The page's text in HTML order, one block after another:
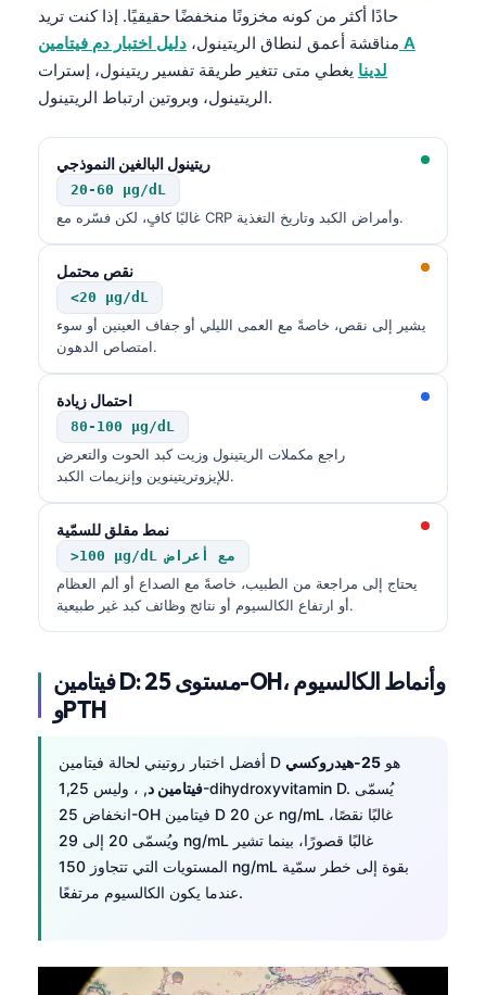
حادًا أكثر من كونه مخزونًا منخفضًا حقيقيًا. إذا كنت تريد
مناقشة أعمق لنطاق الريتينول، دليل اختبار دم فيتامين A
لدينا يغطي متى تتغير طريقة تفسير ريتينول، إسترات
الريتينول، وبروتين ارتباط الريتينول.
ريتينول البالغين النموذجي
20-60 µg/dL
غالبًا كافٍ، لكن فسّره مع CRP وأمراض الكبد وتاريخ التغذية.
نقص محتمل
<20 µg/dL
يشير إلى نقص، خاصةً مع العمى الليلي أو جفاف العينين أو سوء
امتصاص الدهون.
احتمال زيادة
80-100 µg/dL
راجع مكملات الريتينول وزيت كبد الحوت والتعرض
للإيزوتريتينوين وإنزيمات الكبد.
نمط مقلق للسمّية
>100 µg/dL مع أعراض
يحتاج إلى مراجعة من الطبيب، خاصةً مع الصداع أو ألم العظام
أو ارتفاع الكالسيوم أو نتائج وظائف كبد غير طبيعية.
فيتامين D: مستوى 25-OH، وأنماط الكالسيوم
وPTH
أفضل اختبار روتيني لحالة فيتامين D هو
25-هيدروكسي
فيتامين د
, ، وليس 1,25-dihydroxyvitamin D. يُسمّى
انخفاض 25-OH فيتامين D عن 20 ng/mL غالبًا نقصًا،
ويُسمّى 20 إلى 29 ng/mL غالبًا قصورًا، بينما تشير
المستويات التي تتجاوز 150 ng/mL بقوة إلى خطر سمّية
عندما يكون الكالسيوم مرتفعًا.